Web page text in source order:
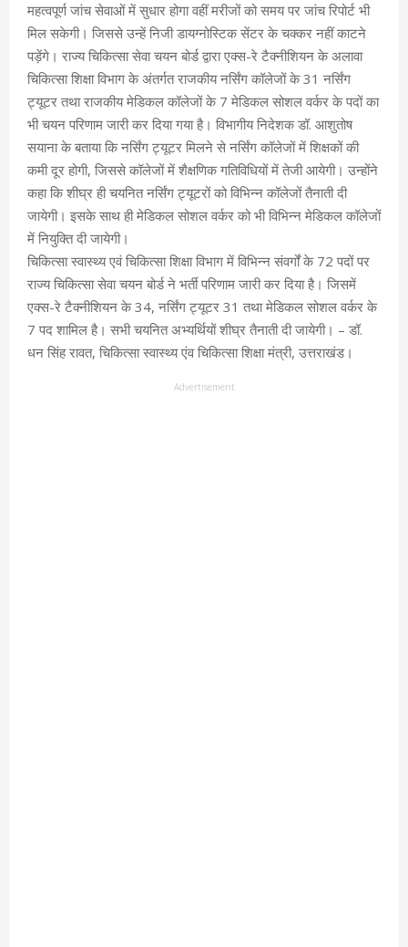
महत्वपूर्ण जांच सेवाओं में सुधार होगा वहीं मरीजों को समय पर जांच रिपोर्ट भी
मिल सकेगी। जिससे उन्हें निजी डायग्नोस्टिक सेंटर के चक्कर नहीं काटने
पड़ेंगे। राज्य चिकित्सा सेवा चयन बोर्ड द्वारा एक्स-रे टैक्नीशियन के अलावा
चिकित्सा शिक्षा विभाग के अंतर्गत राजकीय नर्सिंग कॉलेजों के 31 नर्सिंग
ट्यूटर तथा राजकीय मेडिकल कॉलेजों के 7 मेडिकल सोशल वर्कर के पदों का
भी चयन परिणाम जारी कर दिया गया है। विभागीय निदेशक डॉ. आशुतोष
सयाना के बताया कि नर्सिंग ट्यूटर मिलने से नर्सिंग कॉलेजों में शिक्षकों की
कमी दूर होगी, जिससे कॉलेजों में शैक्षणिक गतिविधियों में तेजी आयेगी। उन्होंने
कहा कि शीघ्र ही चयनित नर्सिंग ट्यूटरों को विभिन्न कॉलेजों तैनाती दी
जायेगी। इसके साथ ही मेडिकल सोशल वर्कर को भी विभिन्न मेडिकल कॉलेजों
में नियुक्ति दी जायेगी।
चिकित्सा स्वास्थ्य एवं चिकित्सा शिक्षा विभाग में विभिन्न संवर्गों के 72 पदों पर
राज्य चिकित्सा सेवा चयन बोर्ड ने भर्ती परिणाम जारी कर दिया है। जिसमें
एक्स-रे टैक्नीशियन के 34, नर्सिंग ट्यूटर 31 तथा मेडिकल सोशल वर्कर के
7 पद शामिल है। सभी चयनित अभ्यर्थियों शीघ्र तैनाती दी जायेगी। – डॉ.
धन सिंह रावत, चिकित्सा स्वास्थ्य एंव चिकित्सा शिक्षा मंत्री, उत्तराखंड।
Advertisement